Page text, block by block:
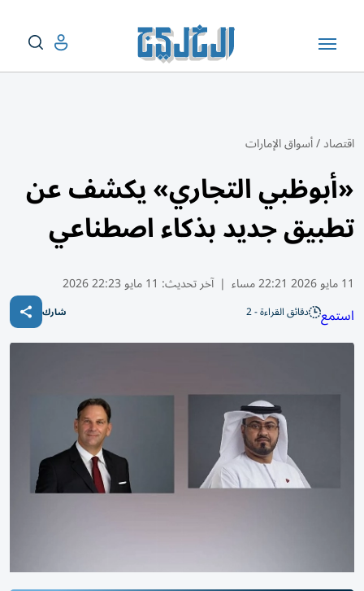
اقتصاد/أسواق الإمارات
«أبوظبي التجاري» يكشف عن
تطبيق جديد بذكاء اصطناعي
11 مايو 2026 22:21 مساء | آخر تحديث: 11 مايو 22:23 2026
استمع دقائق القراءة - 2 شارك